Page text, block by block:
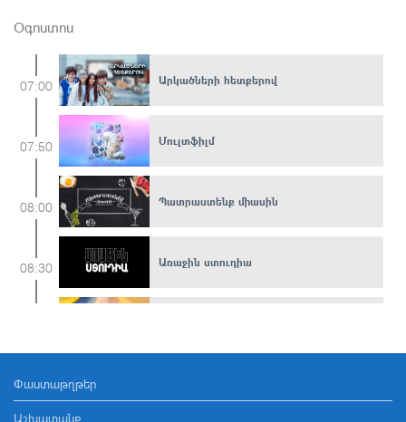
Օգոստոս
Արկածների հետքերով
07:00
Մուլտֆիլմ
07:50
Պատրաստենք միասին
08:00
Առաջին ստուդիա
08:30
11:30
Փաստաթղթեր
Աշխատանք